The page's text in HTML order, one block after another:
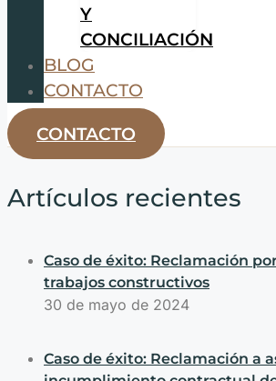
Y
CONCILIACIÓN
BLOG
CONTACTO
CONTACTO
Artículos recientes
Caso de éxito: Reclamación
trabajos constructivos
30 de mayo de 2024
Caso de éxito: Reclamación a